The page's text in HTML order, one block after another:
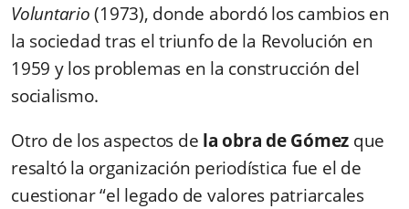
Voluntario(1973), donde abordó los cambios en
la sociedad tras el triunfo de la Revolución en
1959 y los problemas en la construcción del
socialismo.
Otro de los aspectos de la obra de Gómez que
resaltó la organización periodística fue el de
cuestionar “el legado de valores patriarcales